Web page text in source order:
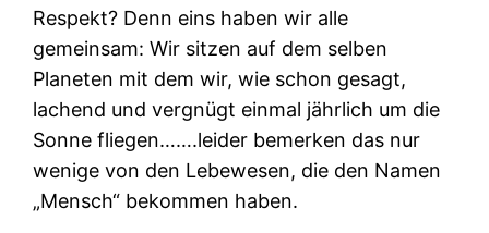
Respekt? Denn eins haben wir alle
gemeinsam: Wir sitzen auf dem selben
Planeten mit dem wir, wie schon gesagt,
lachend und vergnügt einmal jährlich um die
Sonne fliegen…….leider bemerken das nur
wenige von den Lebewesen, die den Namen
„Mensch“ bekommen haben.